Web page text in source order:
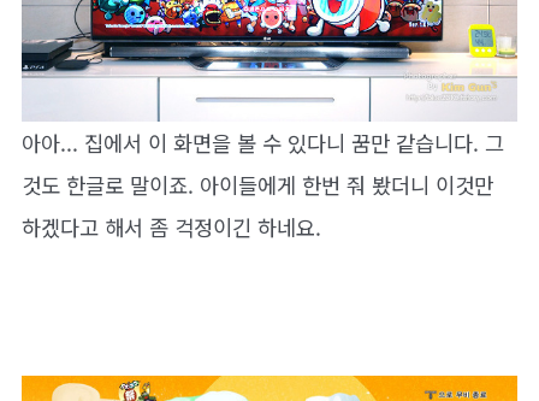
아아... 집에서 이 화면을 볼 수 있다니 꿈만 같습니다. 그
것도 한글로 말이죠. 아이들에게 한번 줘 봤더니 이것만
하겠다고 해서 좀 걱정이긴 하네요.